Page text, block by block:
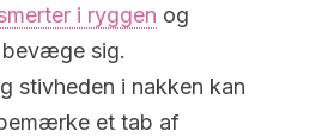
i ryggen og
bevæge sig.
stivheden i nakken kan
et tab af